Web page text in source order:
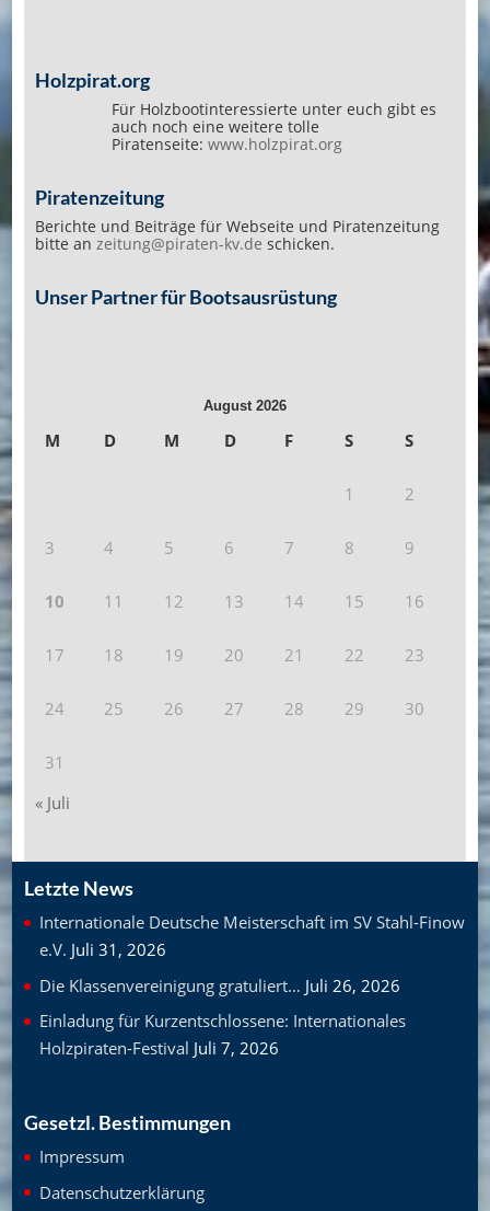
Holzpirat.org
Für Holzbootinteressierte unter euch gibt es
auch noch eine weitere tolle
Piratenseite: www.holzpirat.org
Piratenzeitung
Berichte und Beiträge für Webseite und Piratenzeitung
bitte an zeitung@piraten-kv.de schicken.
Unser Partner für Bootsausrüstung
August 2026
M D M D F S S
1 2
3 4 5 6 7 8 9
10 11 12 13 14 15 16
17 18 19 20 21 22 23
24 25 26 27 28 29 30
31
« Juli
Letzte News
Internationale Deutsche Meisterschaft im SV Stahl-Finow
e.V. Juli 31, 2026
Die Klassenvereinigung gratuliert… Juli 26, 2026
Einladung für Kurzentschlossene: Internationales
Holzpiraten-Festival Juli 7, 2026
Gesetzl. Bestimmungen
Impressum
Datenschutzerklärung